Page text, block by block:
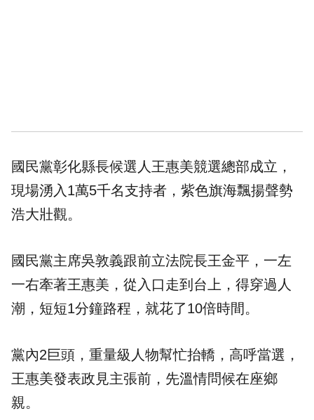
國民黨彰化縣長候選人王惠美競選總部成立，
現場湧入1萬5千名支持者，紫色旗海飄揚聲勢
浩大壯觀。
國民黨主席吳敦義跟前立法院長王金平，一左
一右牽著王惠美，從入口走到台上，得穿過人
潮，短短1分鐘路程，就花了10倍時間。
黨內2巨頭，重量級人物幫忙抬轎，高呼當選，
王惠美發表政見主張前，先溫情問候在座鄉
親。